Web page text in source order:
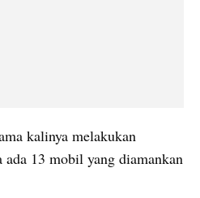
kalinya melakukan
ada 13 mobil yang diamankan